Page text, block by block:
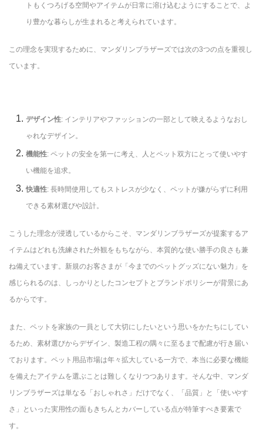
トもくつろげる空間やアイテムが日常に溶け込むようにすることで、よ
り豊かな暮らしが生まれると考えられています。
この理念を実現するために、マンダリンブラザーズでは次の3つの点を重視し
ています。
デザイン性: インテリアやファッションの一部として映えるようなおし
ゃれなデザイン。
機能性: ペットの安全を第一に考え、人とペット双方にとって使いやす
い機能を追求。
快適性: 長時間使用してもストレスが少なく、ペットが嫌がらずに利用
できる素材選びや設計。
こうした理念が浸透しているからこそ、マンダリンブラザーズが提案するア
イテムはどれも洗練された外観をもちながら、本質的な使い勝手の良さも兼
ね備えています。新規のお客さまが「今までのペットグッズにない魅力」を
感じられるのは、しっかりとしたコンセプトとブランドポリシーが背景にあ
るからです。
また、ペットを家族の一員として大切にしたいという思いをかたちにしてい
るため、素材選びからデザイン、製造工程の隅々に至るまで配慮が行き届い
ております。ペット用品市場は年々拡大している一方で、本当に必要な機能
を備えたアイテムを選ぶことは難しくなりつつあります。そんな中、マンダ
リンブラザーズは単なる「おしゃれさ」だけでなく、「品質」と「使いやす
さ」といった実用性の面もきちんとカバーしている点が特筆すべき要素で
す。